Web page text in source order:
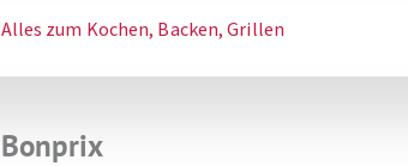
Alles zum Kochen, Backen, Grillen
Bonprix